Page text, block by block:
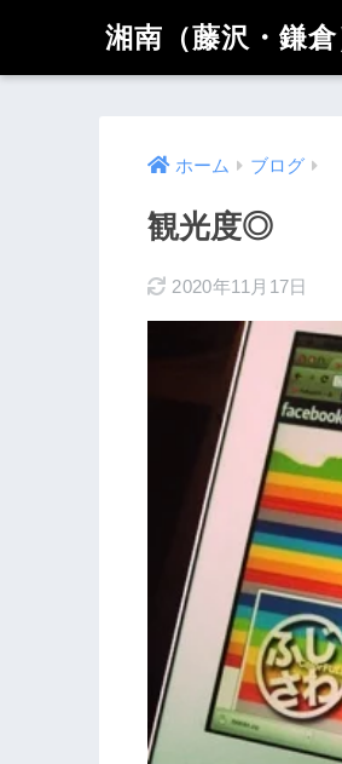
湘南（藤沢・鎌
ホーム ブログ
観光度◎
2020年11月17日